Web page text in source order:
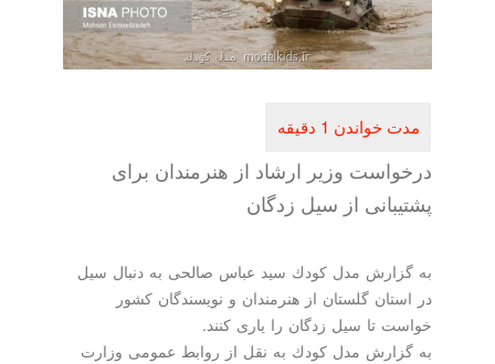
وزیر ارشاد از هنرمندان برای
از سیل زدگان
مدل كودك سید عباس صالحی به دنبال سیل
گلستان از هنرمندان و نویسندگان كشور
تا سیل زدگان را یاری كنند.
مدل كودك به نقل از روابط عمومی وزارت